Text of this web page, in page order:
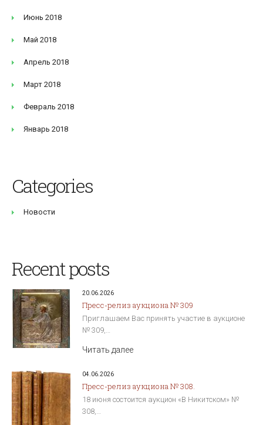
Июнь 2018
Май 2018
Апрель 2018
Март 2018
Февраль 2018
Январь 2018
Categories
Новости
Recent posts
20.06.2026
Пресс-релиз аукциона № 309
Приглашаем Вас принять участие в аукционе
№ 309,…
Читать далее
04.06.2026
Пресс-релиз аукциона № 308.
18 июня состоится аукцион «В Никитском» №
308,…